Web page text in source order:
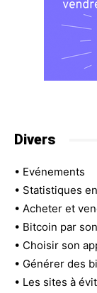
Divers
• Evénements
• Statistiques
• Acheter et
• Bitcoin par
• Choisir son
• Générer des
• Les sites à